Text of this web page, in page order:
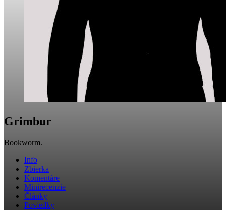
Grimbur
Bookworm.
Info
Zbierka
Komentáre
Minirecenzie
Články
Poviedky